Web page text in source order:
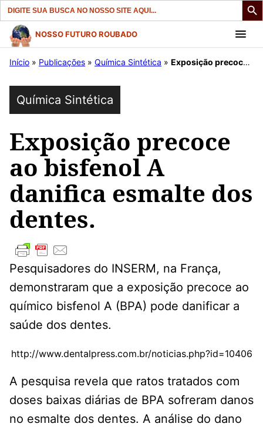
Search
for:
Pular
para
conteúdo
NOSSO FUTURO ROUBADO
Início » Publicações » Química Sintética » Exposição precoce ao bisfenol A danifica esmalte dos dentes.
Química Sintética
Exposição precoce
ao bisfenol A
danifica esmalte dos
dentes.
Pesquisadores do INSERM, na França,
demonstraram que a exposição precoce ao
químico bisfenol A (BPA) pode danificar a
saúde dos dentes.
http://www.dentalpress.com.br/noticias.php?id=10406
A pesquisa revela que ratos tratados com
doses baixas diárias de BPA sofreram danos
no esmalte dos dentes. A análise do dano